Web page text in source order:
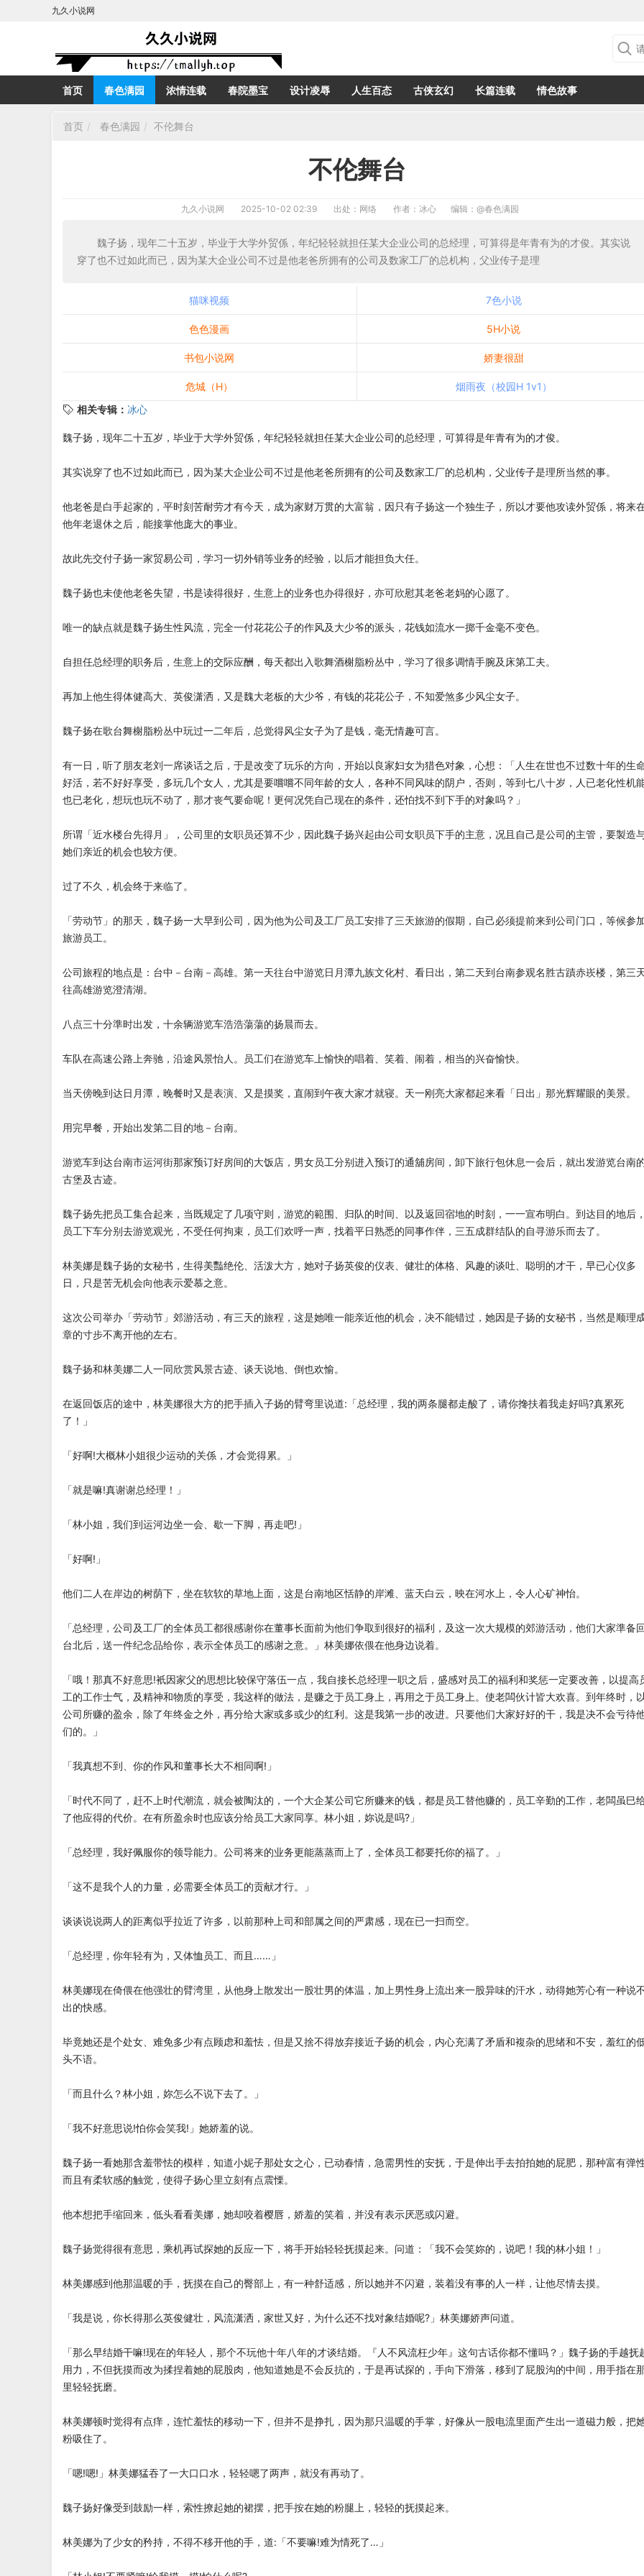
九久小说网
首页 春色满园 浓情连载 春院墨宝 设计凌辱 人生百态 古侠玄幻 长篇连载 情色故事
首页 春色满园 不伦舞台
不伦舞台
九久小说网 2025-10-02 02:39 出处：网络 作者：冰心 编辑： @春色满园
魏子扬，现年二十五岁，毕业于大学外贸係，年纪轻轻就担任某大企业公司的总经理，可算得是年青有为的才俊。其实说
穿了也不过如此而已，因为某大企业公司不过是他老爸所拥有的公司及数家工厂的总机构，父业传子是理
猫咪视频 7色小说
色色漫画 5H小说
书包小说网 娇妻很甜
危城（H）
烟雨夜（校园H 1v1）
相关专辑： 冰心
魏子扬，现年二十五岁，毕业于大学外贸係，年纪轻轻就担任某大企业公司的总经理，可算得是年青有为的才俊。
其实说穿了也不过如此而已，因为某大企业公司不过是他老爸所拥有的公司及数家工厂的总机构，父业传子是理所当然的事。
他老爸是白手起家的，平时刻苦耐劳才有今天，成为家财万贯的大富翁，因只有子扬这一个独生子，所以才要他攻读外贸係，将来
他年老退休之后，能接掌他庞大的事业。
故此先交付子扬一家贸易公司，学习一切外销等业务的经验，以后才能担负大任。
魏子扬也未使他老爸失望，书是读得很好，生意上的业务也办得很好，亦可欣慰其老爸老妈的心愿了。
唯一的缺点就是魏子扬生性风流，完全一付花花公子的作风及大少爷的派头，花钱如流水一掷千金毫不变色。
自担任总经理的职务后，生意上的交际应酬，每天都出入歌舞酒榭脂粉丛中，学习了很多调情手腕及床第工夫。
再加上他生得体健高大、英俊潇洒，又是魏大老板的大少爷，有钱的花花公子，不知爱煞多少风尘女子。
魏子扬在歌台舞榭脂粉丛中玩过一二年后，总觉得风尘女子为了是钱，毫无情趣可言。
有一日，听了朋友老刘一席谈话之后，于是改变了玩乐的方向，开始以良家妇女为猎色对象，心想：「人生在世也不过数十年的生
好活，若不好好享受，多玩几个女人，尤其是要嚐嚐不同年龄的女人，各种不同风味的阴户，否则，等到七八十岁，人已老化性机
也已老化，想玩也玩不动了，那才丧气要命呢！更何况凭自己现在的条件，还怕找不到下手的对象吗？」
所谓「近水楼台先得月」，公司里的女职员还算不少，因此魏子扬兴起由公司女职员下手的主意，况且自己是公司的主管，要製造
她们亲近的机会也较方便。
过了不久，机会终于来临了。
「劳动节」的那天，魏子扬一大早到公司，因为他为公司及工厂员工安排了三天旅游的假期，自己必须提前来到公司门口，等候参
旅游员工。
公司旅程的地点是：台中－台南－高雄。第一天往台中游览日月潭九族文化村、看日出，第二天到台南参观名胜古蹟赤崁楼，第三
往高雄游览澄清湖。
八点三十分準时出发，十余辆游览车浩浩蕩蕩的扬晨而去。
车队在高速公路上奔驰，沿途风景怡人。员工们在游览车上愉快的唱着、笑着、闹着，相当的兴奋愉快。
当天傍晚到达日月潭，晚餐时又是表演、又是摸奖，直闹到午夜大家才就寝。天一刚亮大家都起来看「日出」那光辉耀眼的美景。
用完早餐，开始出发第二目的地－台南。
游览车到达台南市运河街那家预订好房间的大饭店，男女员工分别进入预订的通舖房间，卸下旅行包休息一会后，就出发游览台南
古堡及古迹。
魏子扬先把员工集合起来，当既规定了几项守则，游览的範围、归队的时间、以及返回宿地的时刻，一一宣布明白。到达目的地后，
员工下车分别去游览观光，不受任何拘束，员工们欢呼一声，找着平日熟悉的同事作伴，三五成群结队的自寻游乐而去了。
林美娜是魏子扬的女秘书，生得美豔绝伦、活泼大方，她对子扬英俊的仪表、健壮的体格、风趣的谈吐、聪明的才干，早已心仪多
日，只是苦无机会向他表示爱慕之意。
这次公司举办「劳动节」郊游活动，有三天的旅程，这是她唯一能亲近他的机会，决不能错过，她因是子扬的女秘书，当然是顺理
章的寸步不离开他的左右。
魏子扬和林美娜二人一同欣赏风景古迹、谈天说地、倒也欢愉。
在返回饭店的途中，林美娜很大方的把手插入子扬的臂弯里说道:「总经理，我的两条腿都走酸了，请你搀扶着我走好吗?真累死
了！」
「好啊!大概林小姐很少运动的关係，才会觉得累。」
「就是嘛!真谢谢总经理！」
「林小姐，我们到运河边坐一会、歇一下脚，再走吧!」
「好啊!」
他们二人在岸边的树荫下，坐在软软的草地上面，这是台南地区恬静的岸滩、蓝天白云，映在河水上，令人心矿神怡。
「总经理，公司及工厂的全体员工都很感谢你在董事长面前为他们争取到很好的福利，及这一次大规模的郊游活动，他们大家準备
台北后，送一件纪念品给你，表示全体员工的感谢之意。」林美娜依偎在他身边说着。
「哦！那真不好意思!衹因家父的思想比较保守落伍一点，我自接长总经理一职之后，盛感对员工的福利和奖惩一定要改善，以提高
工的工作士气，及精神和物质的享受，我这样的做法，是赚之于员工身上，再用之于员工身上。使老闆伙计皆大欢喜。到年终时，以
公司所赚的盈余，除了年终金之外，再分给大家或多或少的红利。这是我第一步的改进。只要他们大家好好的干，我是决不会亏待
们的。」
「我真想不到、你的作风和董事长大不相同啊!」
「时代不同了，赶不上时代潮流，就会被陶汰的，一个大企某公司它所赚来的钱，都是员工替他赚的，员工辛勤的工作，老闆虽巳
了他应得的代价。在有所盈余时也应该分给员工大家同享。林小姐，妳说是吗?」
「总经理，我好佩服你的领导能力。公司将来的业务更能蒸蒸而上了，全体员工都要托你的福了。」
「这不是我个人的力量，必需要全体员工的贡献才行。」
谈谈说说两人的距离似乎拉近了许多，以前那种上司和部属之间的严肃感，现在已一扫而空。
「总经理，你年轻有为，又体恤员工、而且……」
林美娜现在倚偎在他强壮的臂湾里，从他身上散发出一股壮男的体温，加上男性身上流出来一股异味的汗水，动得她芳心有一种说
出的快感。
毕竟她还是个处女、难免多少有点顾虑和羞怯，但是又捨不得放弃接近子扬的机会，内心充满了矛盾和複杂的思绪和不安，羞红的
头不语。
「而且什么？林小姐，妳怎么不说下去了。」
「我不好意思说!怕你会笑我!」她娇羞的说。
魏子扬一看她那含羞带怯的模样，知道小妮子那处女之心，已动春情，急需男性的安抚，于是伸出手去拍拍她的屁肥，那种富有弹
而且有柔软感的触觉，使得子扬心里立刻有点震慄。
他本想把手缩回来，低头看看美娜，她却咬着樱唇，娇羞的笑着，并没有表示厌恶或闪避。
魏子扬觉得很有意思，乘机再试探她的反应一下，将手开始轻轻抚摸起来。问道：「我不会笑妳的，说吧！我的林小姐！」
林美娜感到他那温暖的手，抚摸在自己的臀部上，有一种舒适感，所以她并不闪避，装着没有事的人一样，让他尽情去摸。
「我是说，你长得那么英俊健壮，风流潇洒，家世又好，为什么还不找对象结婚呢?」林美娜娇声问道。
「那么早结婚干嘛!现在的年轻人，那个不玩他十年八年的才谈结婚。『人不风流枉少年』这句古话你都不懂吗？」魏子扬的手越抚
用力，不但抚摸而改为揉捏着她的屁股肉，他知道她是不会反抗的，于是再试探的，手向下滑落，移到了屁股沟的中间，用手指在
里轻轻抚磨。
林美娜顿时觉得有点痒，连忙羞怯的移动一下，但并不是挣扎，因为那只温暖的手掌，好像从一股电流里面产生出一道磁力般，把
粉吸住了。
「嗯!嗯!」林美娜猛吞了一大口口水，轻轻嗯了两声，就没有再动了。
魏子扬好像受到鼓励一样，索性撩起她的裙摆，把手按在她的粉腿上，轻轻的抚摸起来。
林美娜为了少女的矜持，不得不移开他的手，道:「不要嘛!难为情死了…」